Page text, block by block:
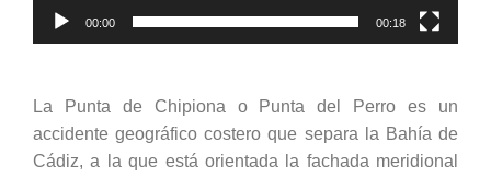
00:00 00:18
La Punta de Chipiona o Punta del Perro es un
accidente geográfico costero que separa la Bahía de
Cádiz, a la que está orientada la fachada meridional